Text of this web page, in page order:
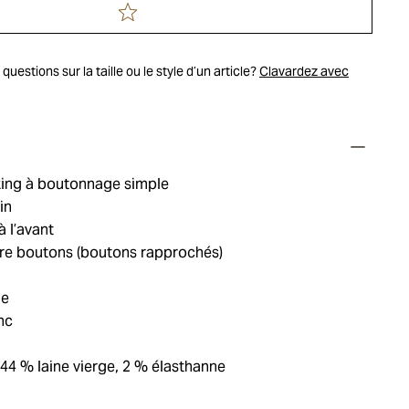
sur la taille ou le style d’un article?Clavardez avec
à boutonnage simple
l’avant
boutons (boutons rapprochés)
% laine vierge, 2 % élasthanne